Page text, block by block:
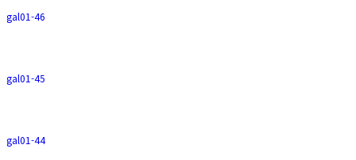
gal01-46
gal01-45
gal01-44